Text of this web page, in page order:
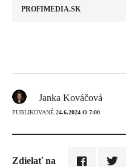
PROFIMEDIA.SK
Janka Kováčová
PUBLIKOVANÉ 24.6.2024 O 7:00
Zdielať na